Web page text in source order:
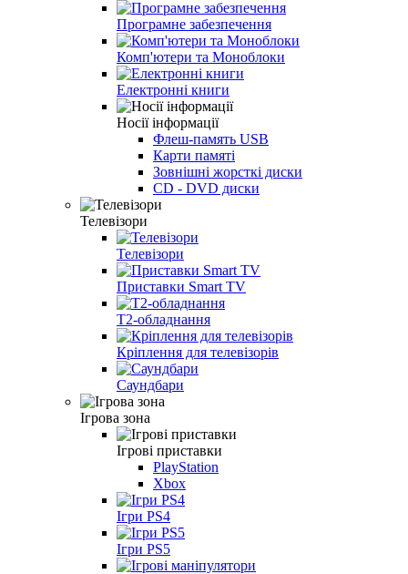
Програмне забезпечення
Комп'ютери та Моноблоки
Електронні книги
Носії інформації
Флеш-память USB
Карти памяті
Зовнішні жорсткі диски
CD - DVD диски
Телевізори
Телевізори
Приставки Smart TV
T2-обладнання
Кріплення для телевізорів
Саундбари
Ігрова зона
Ігрові приставки
PlayStation
Xbox
Ігри PS4
Ігри PS5